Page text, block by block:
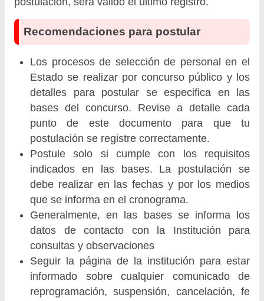
Recomendaciones para postular
Los procesos de selección de personal en el
Estado se realizar por concurso público y los
detalles para postular se especifica en las
bases del concurso. Revise a detalle cada
punto de este documento para que tu
postulación se registre correctamente.
Postule solo si cumple con los requisitos
indicados en las bases. La postulación se
debe realizar en las fechas y por los medios
que se informa en el cronograma.
Generalmente, en las bases se informa los
datos de contacto con la Institución para
consultas y observaciones
Seguir la página de la institución para estar
informado sobre cualquier comunicado de
reprogramación, suspensión, cancelación, fe